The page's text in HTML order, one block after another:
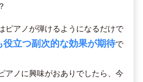
ピアノが弾けるようになるだけで
役立つ副次的な効果が期待で
アノに興味がおありでしたら、今